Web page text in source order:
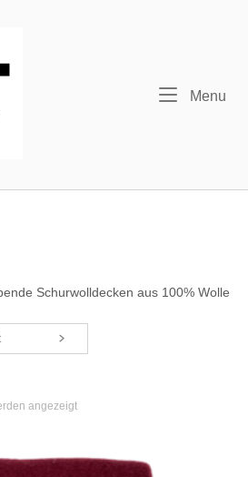
Menu
Schurwolldecken aus 100% Wolle
angezeigtNach